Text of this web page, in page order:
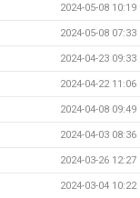
2024-05-08 10:19
2024-05-08 07:33
2024-04-23 09:33
2024-04-22 11:06
2024-04-08 09:49
2024-04-03 08:36
2024-03-26 12:27
2024-03-04 10:22